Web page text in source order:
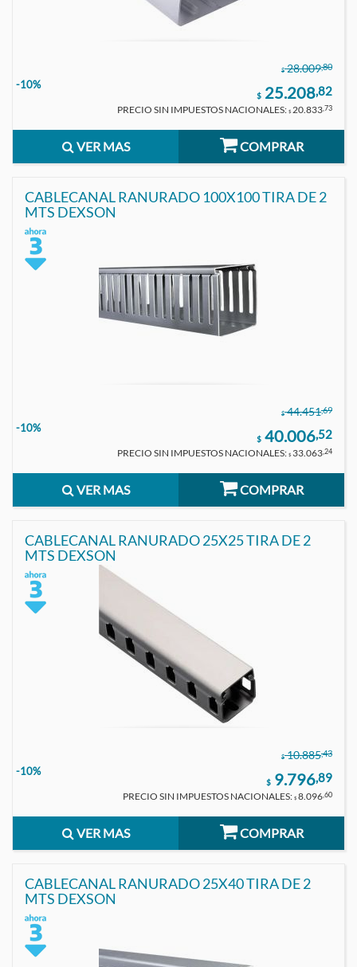
$ 28.009,80
-10%
$ 25.208,82
PRECIO SIN IMPUESTOS NACIONALES: $ 20.833,73
VER MAS COMPRAR
CABLECANAL RANURADO 100X100 TIRA DE 2
MTS DEXSON
$ 44.451,69
-10%
$ 40.006,52
PRECIO SIN IMPUESTOS NACIONALES: $ 33.063,24
VER MAS COMPRAR
CABLECANAL RANURADO 25X25 TIRA DE 2
MTS DEXSON
$ 10.885,43
-10%
$ 9.796,89
PRECIO SIN IMPUESTOS NACIONALES: $ 8.096,60
VER MAS COMPRAR
CABLECANAL RANURADO 25X40 TIRA DE 2
MTS DEXSON